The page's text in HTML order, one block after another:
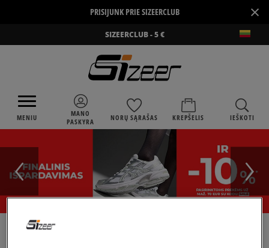
PRISIJUNK PRIE SIZEERCLUB ×
SIZEERCLUB - 5 €
MENIU
MANO
PASKYRA
NORŲ SĄRAŠAS KREPŠELIS IEŠKOTI
SIZEER › VANS SK8-HI GORE-TEX MTE-1